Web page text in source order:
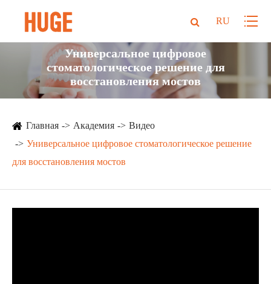
RU
Универсальное цифровое
стоматологическое решение для
восстановления мостов
Главная Академия
Видео
Универсальное цифровое стоматологическое решение
для восстановления мостов